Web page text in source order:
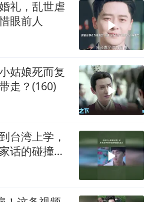
礼，乱世虐
眼前人
姑娘死而复
走？(160)
台湾上学，
话的碰撞太